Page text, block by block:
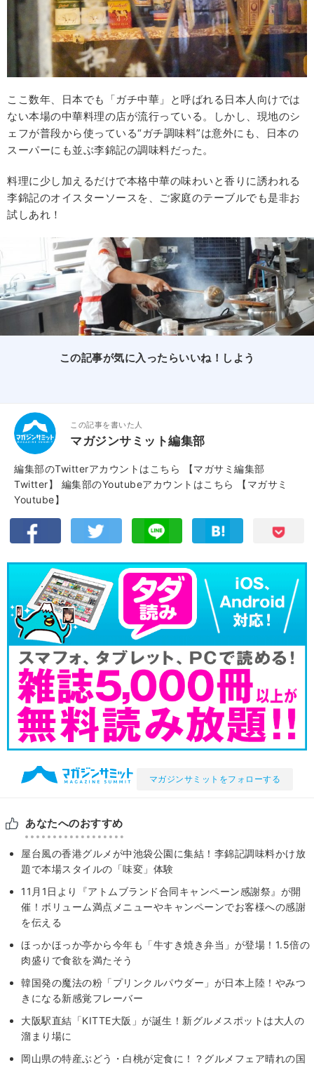
ここ数年、日本でも「ガチ中華」と呼ばれる日本人向けでは
ない本場の中華料理の店が流行っている。しかし、現地のシ
ェフが普段から使っている“ガチ調味料”は意外にも、日本の
スーパーにも並ぶ李錦記の調味料だった。
料理に少し加えるだけで本格中華の味わいと香りに誘われる
李錦記のオイスターソースを、ご家庭のテーブルでも是非お
試しあれ！
この記事が気に入ったらいいね！しよう
この記事を書いた人
マガジンサミット編集部
編集部のTwitterアカウントはこちら
【マガサミ編集部
Twitter】
編集部のYoutubeアカウントはこちら
【マガサミ
Youtube】
マガジンサミットをフォローする
あなたへのおすすめ
屋台風の香港グルメが中池袋公園に集結！李錦記調味料かけ放
題で本場スタイルの「味変」体験
11月1日より『アトムブランド合同キャンペーン感謝祭』が開
催！ボリューム満点メニューやキャンペーンでお客様への感謝
を伝える
ほっかほっか亭から今年も「牛すき焼き弁当」が登場！1.5倍の
肉盛りで食欲を満たそう
韓国発の魔法の粉「プリンクルパウダー」が日本上陸！やみつ
きになる新感覚フレーバー
大阪駅直結「KITTE大阪」が誕生！新グルメスポットは大人の
溜まり場に
岡山県の特産ぶどう・白桃が定食に！？グルメフェア晴れの国